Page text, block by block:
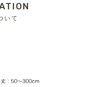
いて